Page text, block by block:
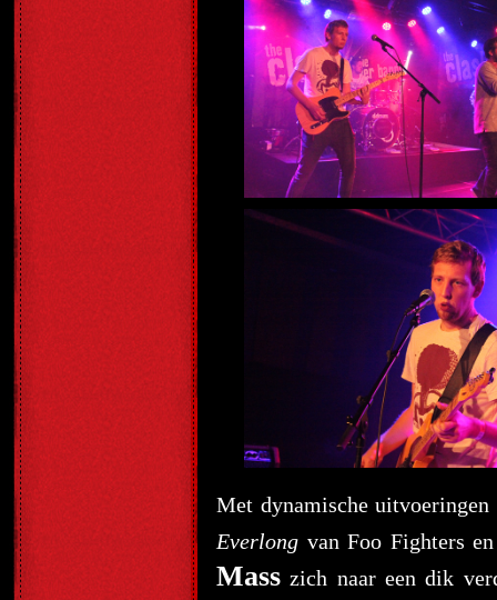
Met dynamische
Everlong van Foo Fighters
Mass zich naar een dik